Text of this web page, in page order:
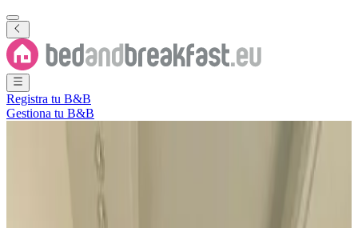
Registra tu B&B
Gestiona tu B&B
Dasman 50